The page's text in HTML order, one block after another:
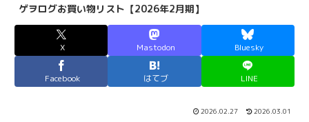
ゲヲログお買い物リスト【2026年2月期】
X Mastodon Bluesky
Facebook はてブ LINE
2026.02.27 2026.03.01